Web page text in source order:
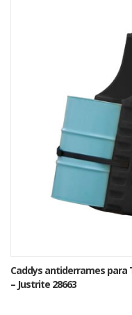
Caddys antiderrames para
– Justrite 28663